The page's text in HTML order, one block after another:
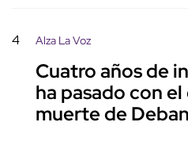
4 Alza La Voz
Cuatro años de
ha pasado con el
muerte de